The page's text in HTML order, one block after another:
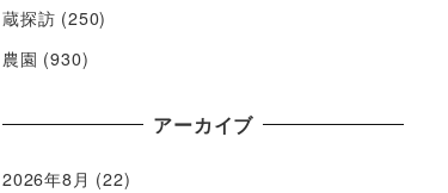
蔵探訪 (250)
農園 (930)
アーカイブ
2026年8月 (22)